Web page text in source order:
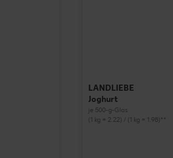
LANDLIEBE
Joghurt
je 500-g-Glas
(1 kg = 2.22) / (1 kg = 1.98)**